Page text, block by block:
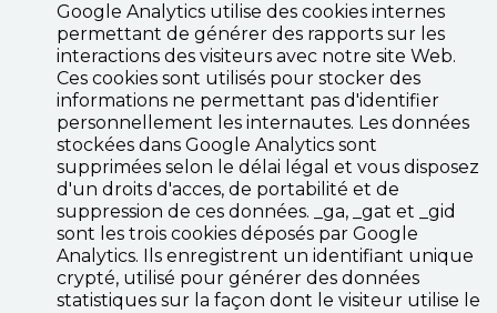
Google Analytics utilise des cookies internes
permettant de générer des rapports sur les
interactions des visiteurs avec notre site Web.
Ces cookies sont utilisés pour stocker des
informations ne permettant pas d'identifier
personnellement les internautes. Les données
stockées dans Google Analytics sont
supprimées selon le délai légal et vous disposez
d'un droits d'acces, de portabilité et de
suppression de ces données. _ga, _gat et _gid
sont les trois cookies déposés par Google
Analytics. Ils enregistrent un identifiant unique
crypté, utilisé pour générer des données
statistiques sur la façon dont le visiteur utilise le